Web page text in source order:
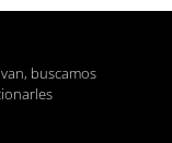
buscamos